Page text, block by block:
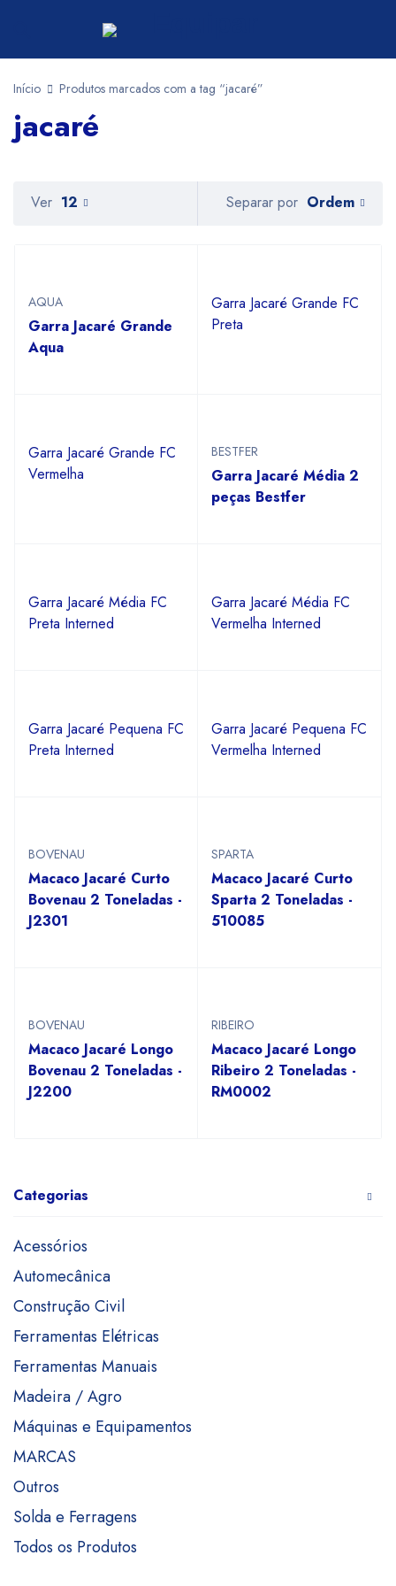
Início Produtos marcados com a tag “jacaré”
jacaré
Categorias
Acessórios
Automecânica
Construção Civil
Ferramentas Elétricas
Ferramentas Manuais
Madeira / Agro
Máquinas e Equipamentos
MARCAS
Outros
Solda e Ferragens
Todos os Produtos
Separar por Ordem
Ver 12
AQUA
Garra Jacaré Grande
Aqua
Garra Jacaré Grande FC
Preta
Garra Jacaré Grande FC
Vermelha
BESTFER
Garra Jacaré Média 2
peças Bestfer
Garra Jacaré Média FC
Preta Interned
Garra Jacaré Média FC
Vermelha Interned
Garra Jacaré Pequena FC
Preta Interned
Garra Jacaré Pequena FC
Vermelha Interned
BOVENAU
Macaco Jacaré Curto
Bovenau 2 Toneladas -
J2301
SPARTA
Macaco Jacaré Curto
Sparta 2 Toneladas -
510085
BOVENAU
Macaco Jacaré Longo
Bovenau 2 Toneladas -
J2200
RIBEIRO
Macaco Jacaré Longo
Ribeiro 2 Toneladas -
RM0002